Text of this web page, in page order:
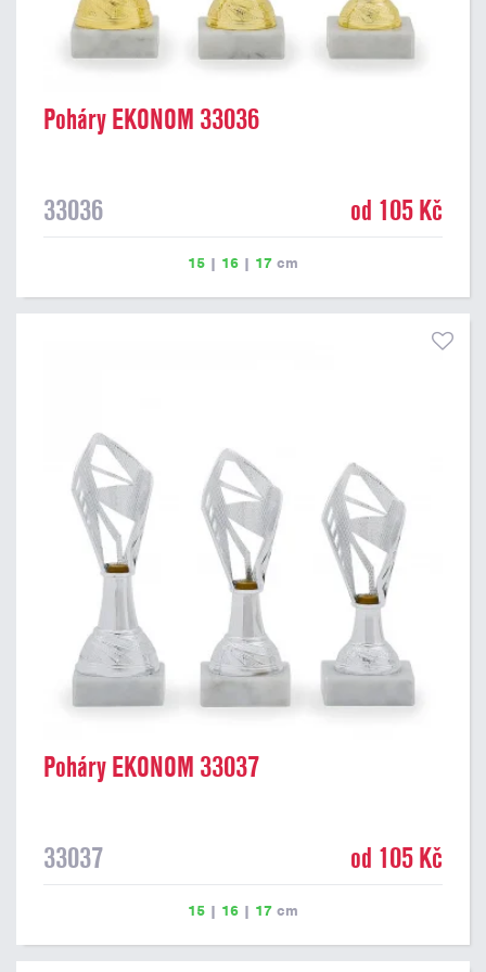
Poháry EKONOM 33036
33036 od 105 Kč
15 | 16 | 17 cm
Poháry EKONOM 33037
33037 od 105 Kč
15 | 16 | 17 cm